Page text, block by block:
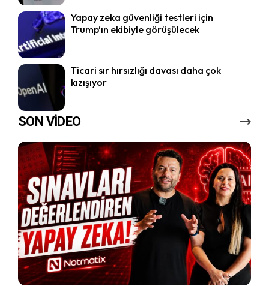
Yapay zeka güvenliği testleri için
Trump’ın ekibiyle görüşülecek
Ticari sır hırsızlığı davası daha çok
kızışıyor
SON VİDEO